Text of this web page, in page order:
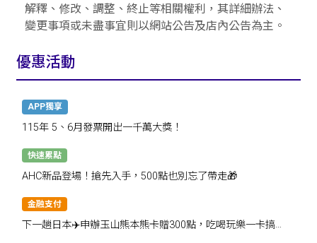
解釋、修改、調整、終止等相關權利，其詳細辦法、
變更事項或未盡事宜則以網站公告及店內公告為主。
優惠活動
APP獨享
115年 5、6月發票開出一千萬大獎！
快速累點
AHC新品登場！搶先入手，500點也別忘了帶走🎁
金融支付
下一趟日本✈️申辦玉山熊本熊卡贈300點，吃喝玩樂一卡搞